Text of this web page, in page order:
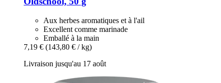
Aux herbes aromatiques et à l'ail
Excellent comme marinade
Emballé à la main
7,19 € (143,80 € / kg)
Livraison jusqu'au 17 août